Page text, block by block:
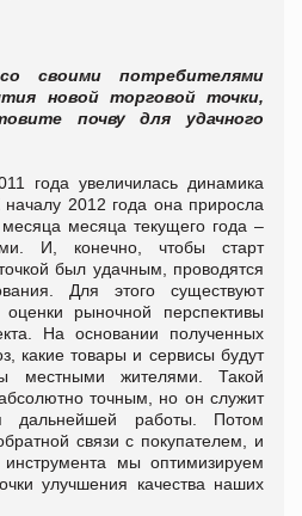
своими потребителями
новой торговой точки,
почву для удачного
года увеличилась динамика
началу 2012 года она приросла
месяца текущего года –
И, конечно, чтобы старт
был удачным, проводятся
Для этого существуют
рыночной перспективы
На основании полученных
какие товары и сервисы будут
местными жителями. Такой
точным, но он служит
дальнейшей работы. Потом
связи с покупателем, и
мы оптимизируем
улучшения качества наших